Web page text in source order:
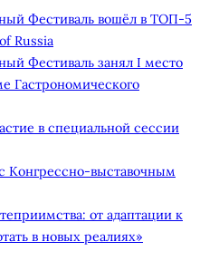
Фестиваль вошёл в ТОП-5
Russia
Фестиваль занял I место
Гастрономического
в специальной сессии
Конгрессно-выставочным
от адаптации к
в новых реалиях»